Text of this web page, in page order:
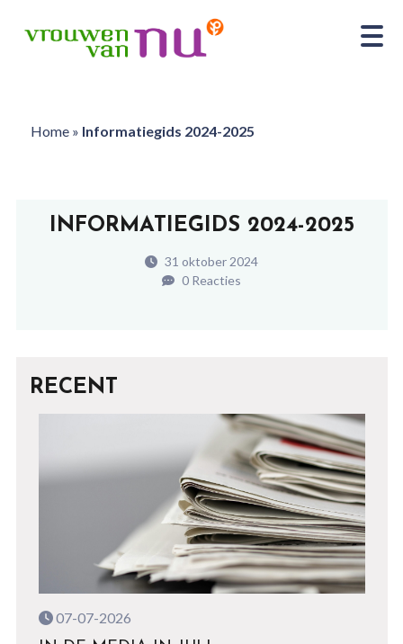
Home» Informatiegids 2024-2025
INFORMATIEGIDS 2024-2025
31 oktober 2024
0 Reacties
RECENT
07-07-2026